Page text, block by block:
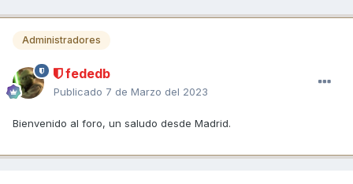
Administradores
fededb
Publicado 7 de Marzo del 2023
Bienvenido al foro, un saludo desde Madrid.